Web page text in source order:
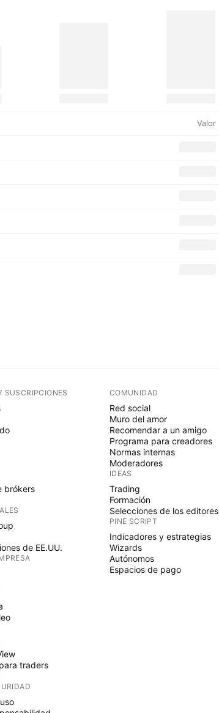
Valor
SUSCRIPCIONES
brókers
de EE.UU.
traders
COMUNIDAD
Red social
Muro del amor
Recomendar a un amigo
Programa para creadores
Normas internas
Moderadores
IDEAS
Trading
Formación
Selecciones de los editores
PINE SCRIPT
Indicadores y estrategias
Wizards
Autónomos
Espacios de pago